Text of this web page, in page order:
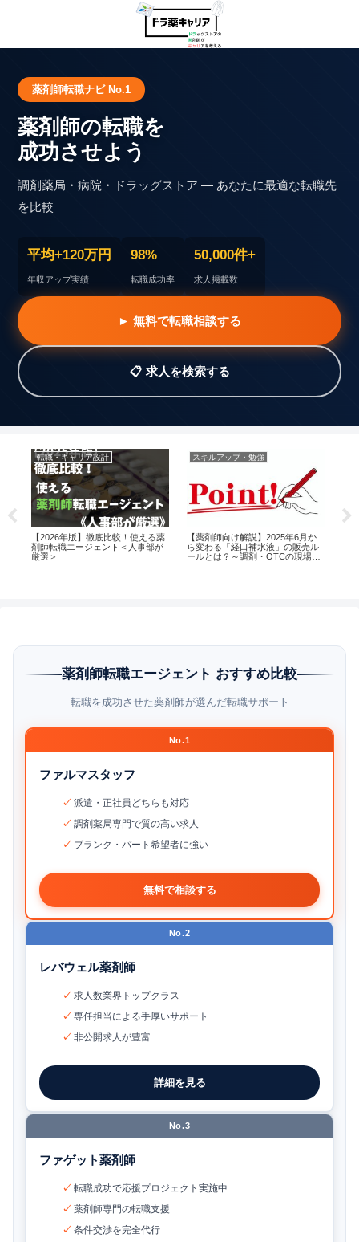
薬剤師転職ナビ No.1
薬剤師の転職を
成功させよう
調剤薬局・病院・ドラッグストア — あなたに最適な転職先
を比較
平均+120万円
年収アップ実績
98%
転職成功率
50,000件+
求人掲載数
► 無料で転職相談する
📋 求人を検索する
転職・キャリア設計
【2026年版】徹底比較！使える薬
剤師転職エージェント＜人事部が
厳選＞
スキルアップ・勉強
【薬剤師向け解説】2025年6月か
ら変わる「経口補水液」の販売ル
ールとは？～調剤・OTCの現場で
薬剤師転職エージェント おすすめ比較
転職を成功させた薬剤師が選んだ転職サポート
No.1
ファルマスタッフ
派遣・正社員どちらも対応
調剤薬局専門で質の高い求人
ブランク・パート希望者に強い
無料で相談する
No.2
レバウェル薬剤師
求人数業界トップクラス
専任担当による手厚いサポート
非公開求人が豊富
詳細を見る
No.3
ファゲット薬剤師
転職成功で応援プロジェクト実施中
薬剤師専門の転職支援
条件交渉を完全代行